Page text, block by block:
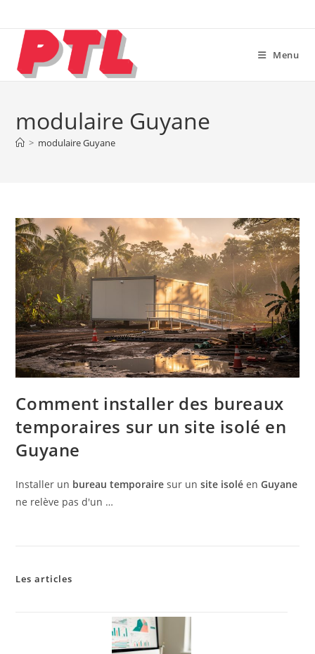
content
Menu
modulaire Guyane
> modulaire Guyane
Comment installer des bureaux
temporaires sur un site isolé en
Guyane
Installer un bureau temporaire sur unsite isolé enGuyane
ne relève pas d'un …
Les articles